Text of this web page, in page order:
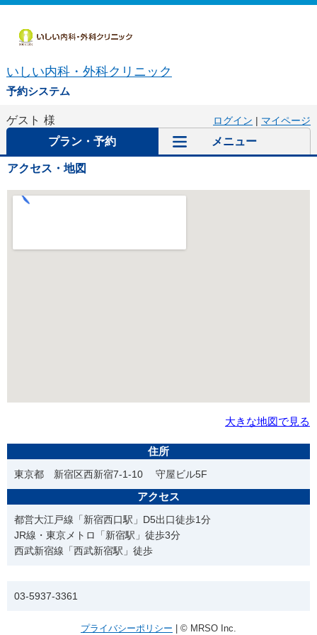
いしい内科・外科クリニック
予約システム
ゲスト 様 ログイン | マイページ
プラン・予約 メニュー
アクセス・地図
大きな地図で見る
住所
東京都 新宿区西新宿7-1-10 守屋ビル5F
アクセス
都営大江戸線「新宿西口駅」D5出口徒歩1分
JR線・東京メトロ「新宿駅」徒歩3分
西武新宿線「西武新宿駅」徒歩
03-5937-3361
プライバシーポリシー | © MRSO Inc.